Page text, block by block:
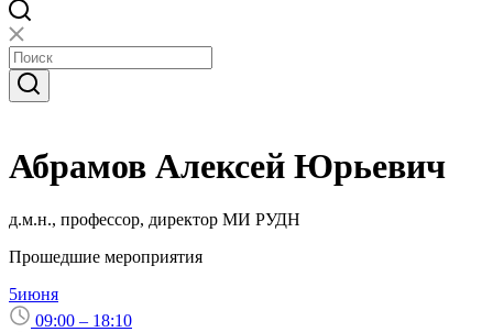
Абрамов Алексей Юрьевич
д.м.н., профессор, директор МИ РУДН
Прошедшие мероприятия
5июня
09:00 – 18:10